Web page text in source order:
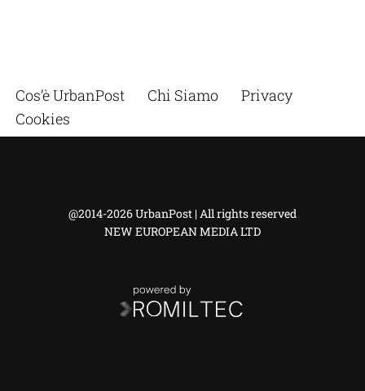
Cos’è UrbanPost Chi Siamo
Privacy
Cookies
@2014-2026 UrbanPost | All rights reserved
NEW EUROPEAN MEDIA LTD